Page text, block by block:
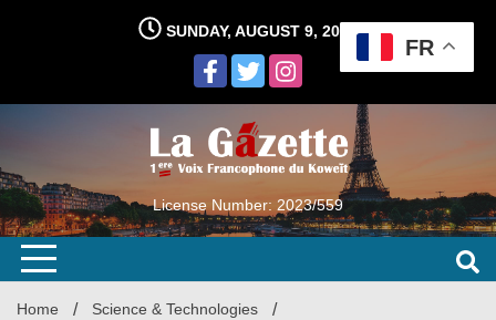
SUNDAY, AUGUST 9, 2026
License Number: 2023/559
Home
Science & Technologies
FR